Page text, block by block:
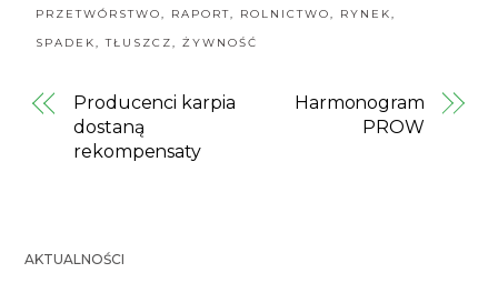
PRZETWÓRSTWO, RAPORT, ROLNICTWO, RYNEK,
SPADEK,TŁUSZCZ,ŻYWNOŚĆ
Producenci karpia
dostaną
rekompensaty
Harmonogram
PROW
AKTUALNOŚCI